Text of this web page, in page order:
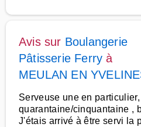
Avis sur Boulangerie
Pâtisserie Ferry à
MEULAN EN
Serveuse une en particulier,
quarantaine/cinquantaine ,
J'étais arrivé à être servi la